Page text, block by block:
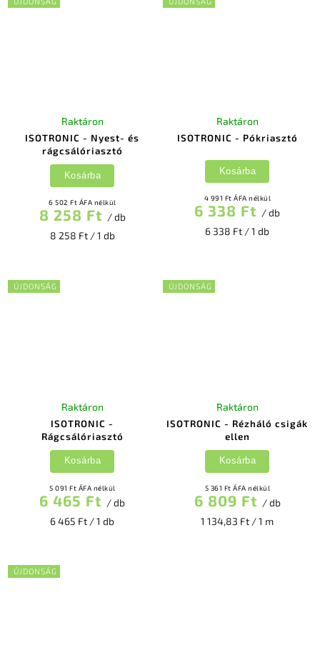
ISOTRONIC - Nyest- és
rágcsálóriasztó
Raktáron
6 502 Ft ÁFA nélkül
8 258 Ft / db
8 258 Ft / 1 db
Kosárba
ISOTRONIC - Pókriasztó
Raktáron
4 991 Ft ÁFA nélkül
6 338 Ft / db
6 338 Ft / 1 db
Kosárba
ÚJDONSÁG
ISOTRONIC -
Rágcsálóriasztó
Raktáron
5 091 Ft ÁFA nélkül
6 465 Ft / db
6 465 Ft / 1 db
Kosárba
ÚJDONSÁG
ISOTRONIC - Rézháló csigák
ellen
Raktáron
5 361 Ft ÁFA nélkül
6 809 Ft / db
1 134,83 Ft / 1 m
Kosárba
ÚJDONSÁG